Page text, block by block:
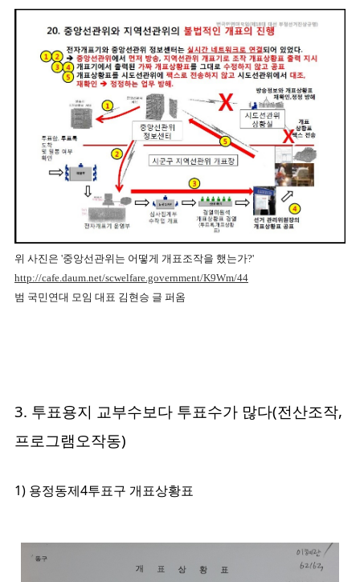
위 사진은 '중앙선관위는 어떻게 개표조작을 했는가?'
http://cafe.daum.net/scwelfare.government/K9Wm/44
범 국민연대 모임 대표 김현승 글 퍼옴
3. 투표용지 교부수보다 투표수가 많다(전산조작,
프로그램오작동)
1) 용정동제4투표구 개표상황표